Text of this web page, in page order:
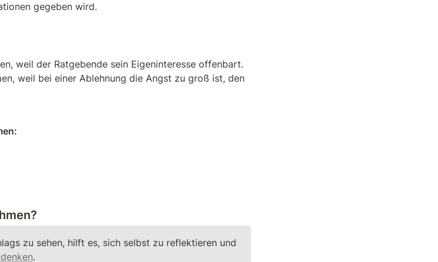
gegeben wird.
weil der Ratgebende sein Eigeninteresse offenbart.
weil bei einer Ablehnung die Angst zu groß ist, den
.